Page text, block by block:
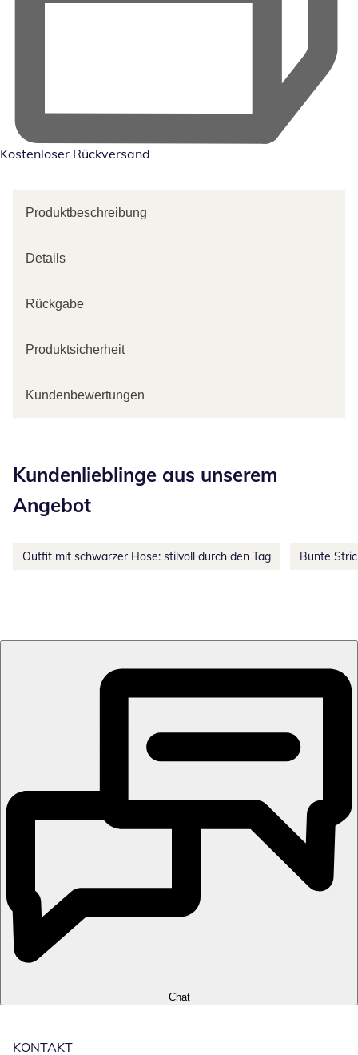
Kostenloser Rückversand
Produktbeschreibung
Details
Rückgabe
Produktsicherheit
Kundenbewertungen
Kundenlieblinge aus unserem
Angebot
Outfit mit schwarzer Hose: stilvoll durch den Tag Bunte
Chat
KONTAKT